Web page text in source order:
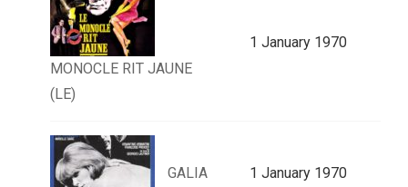
MONOCLE RIT JAUNE
(LE)
1 January 1970
GALIA 1 January 1970